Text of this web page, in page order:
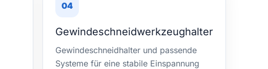
04
Gewindeschneidwerkzeughalter
Gewindeschneidhalter und passende
Systeme für eine stabile Einspannung